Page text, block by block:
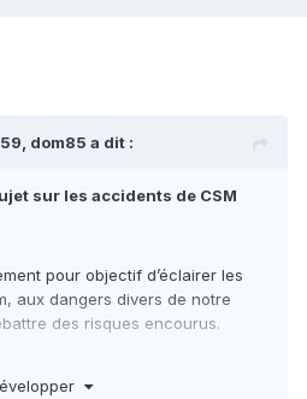
dom85 a dit :
sur les accidents de CSM
pour objectif d’éclairer les
aux dangers divers de notre
des risques encourus.
sous-marine. C’est